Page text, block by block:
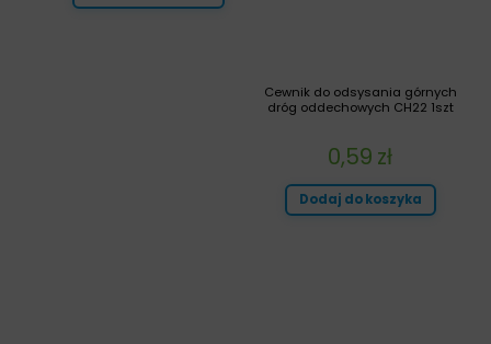
Cewnik do odsysania górnych
dróg oddechowych CH22 1szt
0,59 zł
Dodaj do koszyka